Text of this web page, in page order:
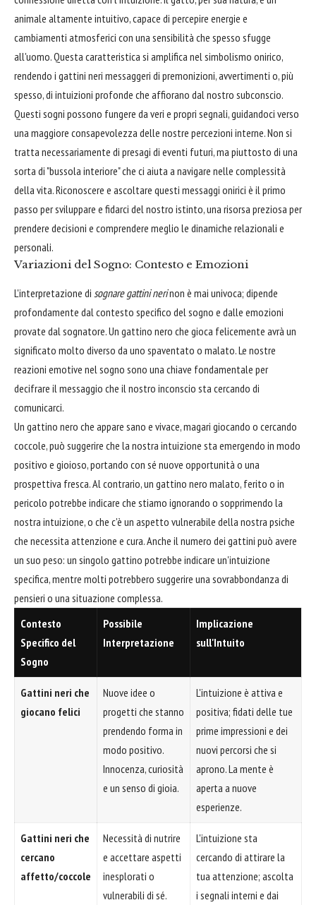
animale altamente intuitivo, capace di percepire energie e
cambiamenti atmosferici con una sensibilità che spesso sfugge
all'uomo. Questa caratteristica si amplifica nel simbolismo onirico,
rendendo i gattini neri messaggeri di premonizioni, avvertimenti o, più
spesso, di intuizioni profonde che affiorano dal nostro subconscio.
Questi sogni possono fungere da veri e propri segnali, guidandoci verso
una maggiore consapevolezza delle nostre percezioni interne. Non si
tratta necessariamente di presagi di eventi futuri, ma piuttosto di una
sorta di "bussola interiore" che ci aiuta a navigare nelle complessità
della vita. Riconoscere e ascoltare questi messaggi onirici è il primo
passo per sviluppare e fidarci del nostro istinto, una risorsa preziosa per
prendere decisioni e comprendere meglio le dinamiche relazionali e
personali.
Variazioni del Sogno: Contesto e Emozioni
L'interpretazione di sognare gattini nerinon è mai univoca; dipende
profondamente dal contesto specifico del sogno e dalle emozioni
provate dal sognatore. Un gattino nero che gioca felicemente avrà un
significato molto diverso da uno spaventato o malato. Le nostre
reazioni emotive nel sogno sono una chiave fondamentale per
decifrare il messaggio che il nostro inconscio sta cercando di
comunicarci.
Un gattino nero che appare sano e vivace, magari giocando o cercando
coccole, può suggerire che la nostra intuizione sta emergendo in modo
positivo e gioioso, portando con sé nuove opportunità o una
prospettiva fresca. Al contrario, un gattino nero malato, ferito o in
pericolo potrebbe indicare che stiamo ignorando o sopprimendo la
nostra intuizione, o che c'è un aspetto vulnerabile della nostra psiche
che necessita attenzione e cura. Anche il numero dei gattini può avere
un suo peso: un singolo gattino potrebbe indicare un'intuizione
specifica, mentre molti potrebbero suggerire una sovrabbondanza di
pensieri o una situazione complessa.
Contesto
Specifico del
Sogno
Possibile
Interpretazione
Implicazione
sull'Intuito
Gattini neri che
giocano felici
Nuove idee o
progetti che stanno
prendendo forma in
modo positivo.
Innocenza, curiosità
e un senso di gioia.
L'intuizione è attiva e
positiva; fidati delle tue
prime impressioni e dei
nuovi percorsi che si
aprono. La mente è
aperta a nuove
esperienze.
Gattini neri che
cercano
affetto/coccole
Necessità di nutrire
e accettare aspetti
inesplorati o
vulnerabili di sé.
L'intuizione sta
cercando di attirare la
tua attenzione; ascolta
i segnali interni e dai